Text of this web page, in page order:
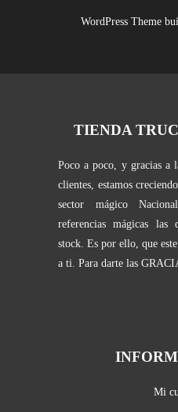
WordPress Theme
TIENDA
Poco a poco, y gracias a
clientes, estamos
sector mágico
referencias mágicas las
stock. Es por ello, que
a ti. Para darte las
Mi